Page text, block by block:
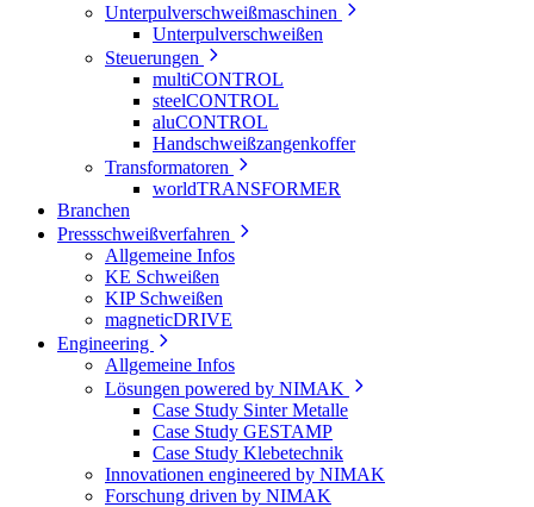
Unterpulverschweißmaschinen
Unterpulverschweißen
Steuerungen
multiCONTROL
steelCONTROL
aluCONTROL
Handschweißzangenkoffer
Transformatoren
worldTRANSFORMER
Branchen
Pressschweißverfahren
Allgemeine Infos
KE Schweißen
KIP Schweißen
magneticDRIVE
Engineering
Allgemeine Infos
Lösungen powered by NIMAK
Case Study Sinter Metalle
Case Study GESTAMP
Case Study Klebetechnik
Innovationen engineered by NIMAK
Forschung driven by NIMAK